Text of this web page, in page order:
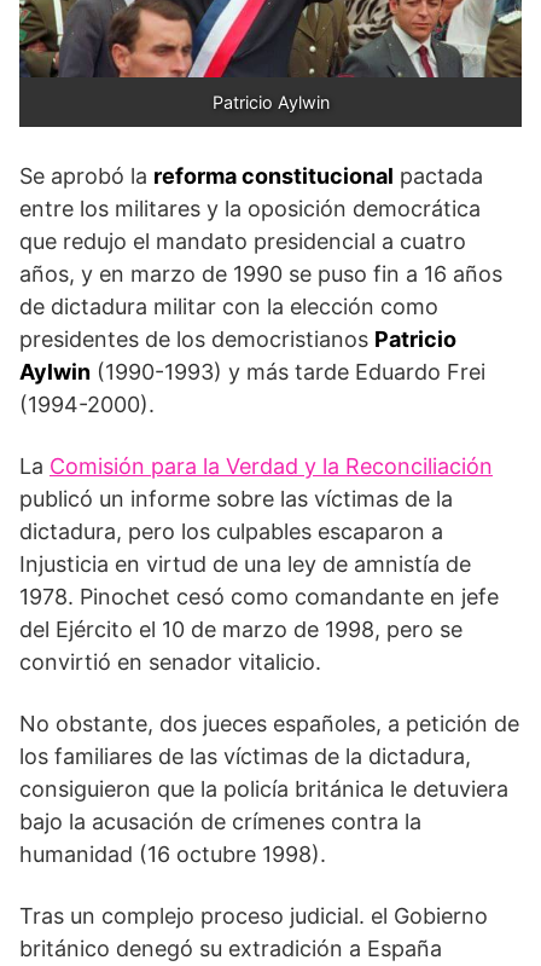
Patricio Aylwin
Se aprobó la reforma constitucional pactada
entre los militares y la oposición democrática
que redujo el mandato presidencial a cuatro
años, y en marzo de 1990 se puso fin a 16 años
de dictadura militar con la elección como
presidentes de los democristianos Patricio
Aylwin (1990-1993) y más tarde Eduardo Frei
(1994-2000).
La Comisión para la Verdad y la Reconciliación
publicó un informe sobre las víctimas de la
dictadura, pero los culpables escaparon a
Injusticia en virtud de una ley de amnistía de
1978. Pinochet cesó como comandante en jefe
del Ejército el 10 de marzo de 1998, pero se
convirtió en senador vitalicio.
No obstante, dos jueces españoles, a petición de
los familiares de las víctimas de la dictadura,
consiguieron que la policía británica le detuviera
bajo la acusación de crímenes contra la
humanidad (16 octubre 1998).
Tras un complejo proceso judicial. el Gobierno
británico denegó su extradición a España